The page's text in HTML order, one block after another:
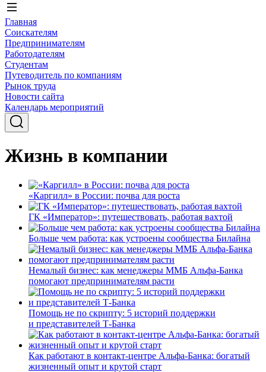
Главная
Соискателям
Предпринимателям
Работодателям
Студентам
Путеводитель по компаниям
Рынок труда
Новости сайта
Календарь мероприятий
Жизнь в компании
«Каргилл» в России: почва для роста
ГК «Император»: путешествовать, работая вахтой
Больше чем работа: как устроены сообщества Билайна
Немалый бизнес: как менеджеры ММБ Альфа-Банка
помогают предпринимателям расти
Помощь не по скрипту: 5 историй поддержки
и представителей Т-Банка
Как работают в контакт-центре Альфа-Банка: богатый
жизненный опыт и крутой старт